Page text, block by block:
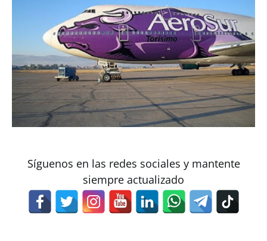
Síguenos en las redes sociales y mantente
siempre actualizado